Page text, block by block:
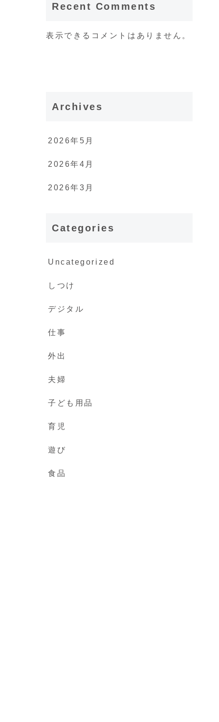
Recent Comments
表示できるコメントはありません。
Archives
2026年5月
2026年4月
2026年3月
Categories
Uncategorized
しつけ
デジタル
仕事
外出
夫婦
子ども用品
育児
遊び
食品